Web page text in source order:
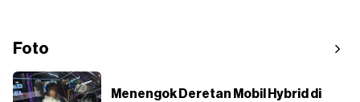
Foto
Menengok Deretan Mobil Hybrid di